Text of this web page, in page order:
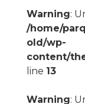
Warning:
/home/
old/wp-
content/
line 13
Warning: